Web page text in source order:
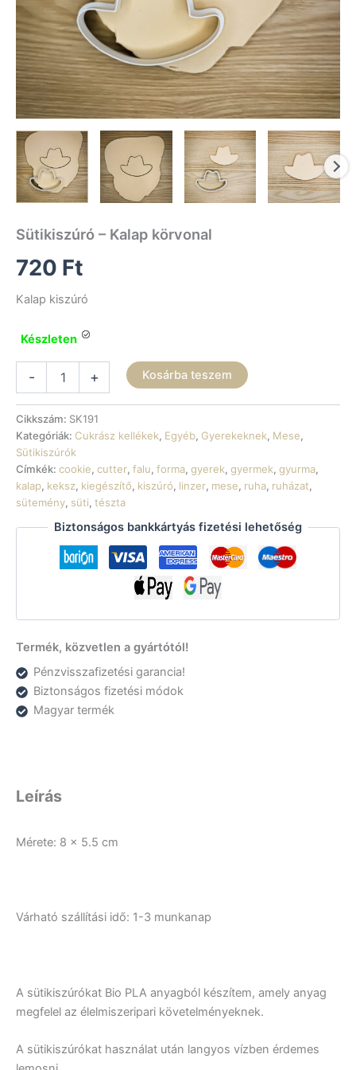
Sütikiszúró – Kalap körvonal
720 Ft
Kalap kiszúró
Készleten
-
körvonal
mennyiség
+ Kosárba teszem
Cikkszám: SK191
Kategóriák: Cukrász kellékek, Egyéb, Gyerekeknek, Mese,
Sütikiszúrók
Címkék: cookie, cutter, falu, forma, gyerek, gyermek, gyurma,
kalap, keksz, kiegészítő, kiszúró, linzer, mese, ruha, ruházat,
sütemény, süti, tészta
Biztonságos bankkártyás fizetési lehetőség
Termék, közvetlen a gyártótól!
Pénzvisszafizetési garancia!
Biztonságos fizetési módok
Magyar termék
Leírás
Mérete: 8 x 5.5 cm
Várható szállítási idő: 1-3 munkanap
A sütikiszúrókat Bio PLA anyagból készítem, amely anyag
megfelel az élelmiszeripari követelményeknek.
A sütikiszúrókat használat után langyos vízben érdemes